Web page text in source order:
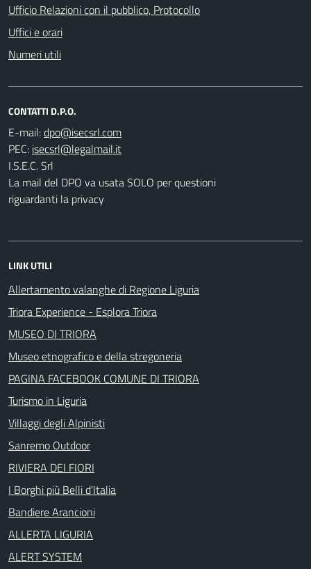
Ufficio Relazioni con il pubblico, Protocollo
Uffici e orari
Numeri utili
CONTATTI D.P.O.
E-mail:
PEC:
I.S.E.C. Srl
La mail del DPO va usata SOLO per questioni
riguardanti la privacy
LINK UTILI
Allertamento valanghe di Regione Liguria
Triora Experience - Esplora Triora
MUSEO DI TRIORA
Museo etnografico e della stregoneria
PAGINA FACEBOOK COMUNE DI TRIORA
Turismo in Liguria
Villaggi degli Alpinisti
Sanremo Outdoor
RIVIERA DEI FIORI
I Borghi più Belli d'Italia
Bandiere Arancioni
ALLERTA LIGURIA
ALERT SYSTEM